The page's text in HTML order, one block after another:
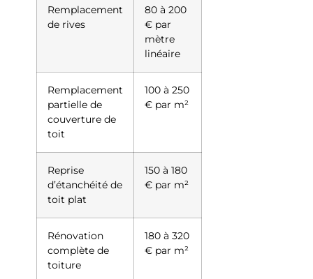
Remplacement
de rives
80 à 200
€ par
mètre
linéaire
Remplacement
partielle de
couverture de
toit
100 à 250
€ par m²
Reprise
d’étanchéité de
toit plat
150 à 180
€ par m²
Rénovation
complète de
toiture
180 à 320
€ par m²